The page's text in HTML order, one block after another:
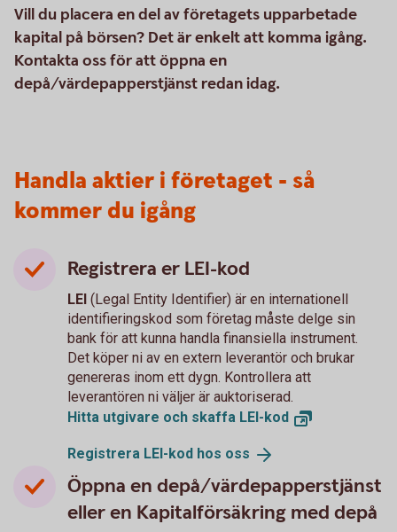
Vill du placera en del av företagets upparbetade
kapital på börsen? Det är enkelt att komma igång.
Kontakta oss för att öppna en
depå/värdepapperstjänst redan idag.
Handla aktier i företaget - så
kommer du igång
Registrera er LEI-kod
LEI (Legal Entity Identifier) är en internationell
identifieringskod som företag måste delge sin
bank för att kunna handla finansiella instrument.
Det köper ni av en extern leverantör och brukar
genereras inom ett dygn. Kontrollera att
leverantören ni väljer är auktoriserad.
Hitta utgivare och skaffa LEI-kod
Registrera LEI-kod hos oss
Öppna en depå/värdepapperstjänst
eller en Kapitalförsäkring med depå